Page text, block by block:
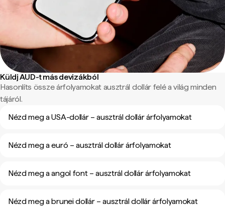
Küldj AUD-t más devizákból
Hasonlíts össze árfolyamokat ausztrál dollár felé a világ minden
tájáról.
Nézd meg a USA-dollár – ausztrál dollár árfolyamokat
Nézd meg a euró – ausztrál dollár árfolyamokat
Nézd meg a angol font – ausztrál dollár árfolyamokat
Nézd meg a brunei dollár – ausztrál dollár árfolyamokat